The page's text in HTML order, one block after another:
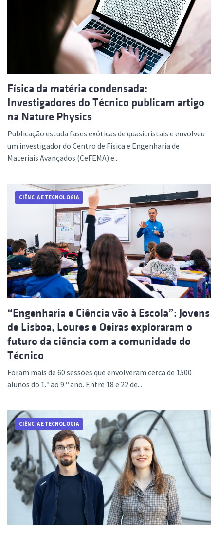
Física da matéria condensada:
Investigadores do Técnico publicam artigo
na Nature Physics
Publicação estuda fases exóticas de quasicristais e envolveu
um investigador do Centro de Física e Engenharia de
Materiais Avançados (CeFEMA) e...
CIÊNCIA E TECNOLOGIA
“Engenharia e Ciência vão à Escola”: Jovens
de Lisboa, Loures e Oeiras exploraram o
futuro da ciência com a comunidade do
Técnico
Foram mais de 60 sessões que envolveram cerca de 1500
alunos do 1.º ao 9.º ano. Entre 18 e 22 de...
CIÊNCIA E TECNOLOGIA